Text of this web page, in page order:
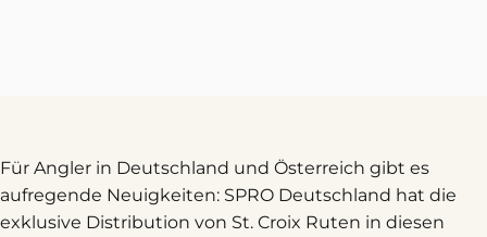
Für Angler in Deutschland und Österreich gibt es
aufregende Neuigkeiten: SPRO Deutschland hat die
exklusive Distribution von St. Croix Ruten in diesen